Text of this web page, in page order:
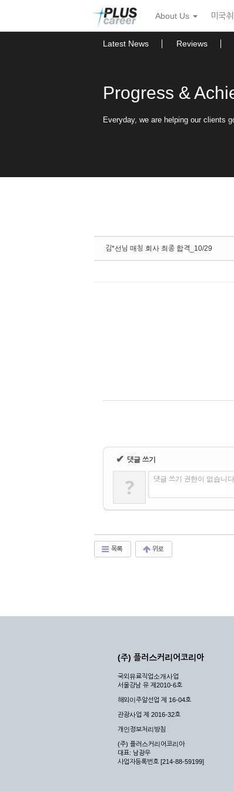
뉴
토
About Us 미국
Latest News Reviews
Progress &
Everyday, we are helping our clients
김*선님 매칭 회사 최종 합격_10/29
✔ 댓글 쓰기
? 댓글 쓰기 권한이 없습니
목록 위로
(주) 플러스커리어코리아
국외유료직업소개사업
서울강남 유 제2010-6호
해외이주알선업 제 16-04호
관광사업 제 2016-32호
개인정보처리방침
(주) 플러스커리어코리아
대표: 남광우
사업자등록번호 [214-88-59199]